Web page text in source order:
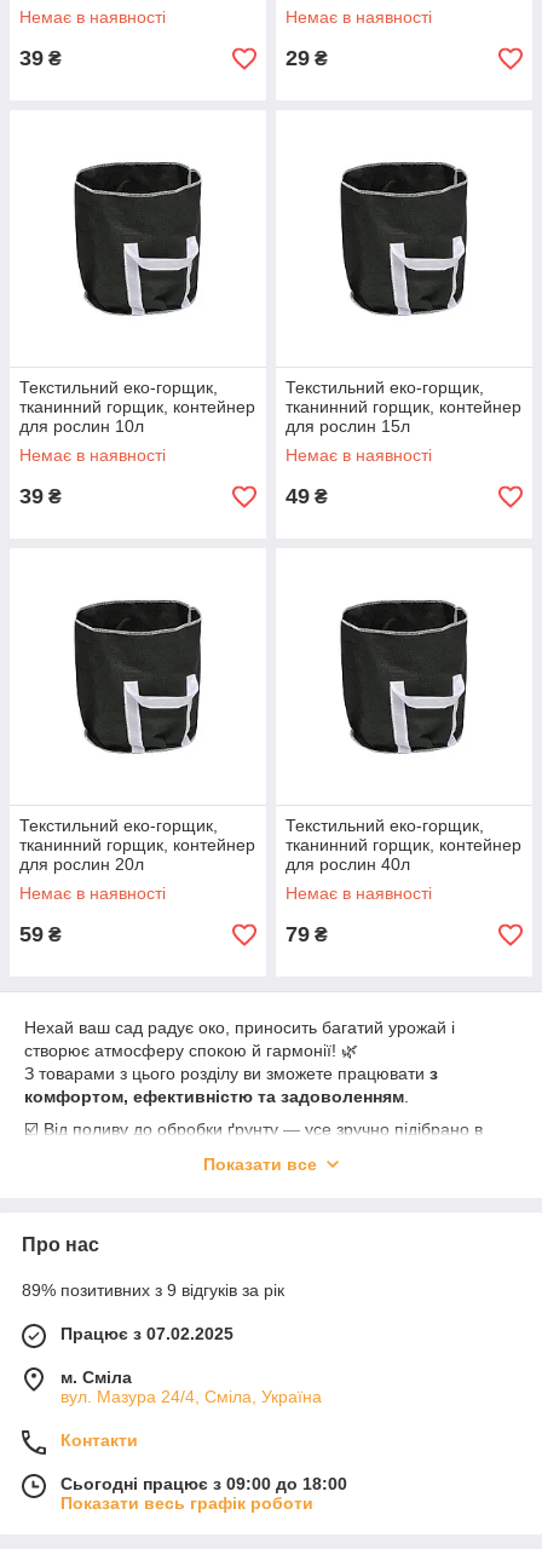
Немає в наявності
39 ₴
Немає в наявності
29 ₴
Текстильний еко-горщик,
тканинний горщик, контейнер
для рослин 10л
Немає в наявності
39 ₴
Текстильний еко-горщик,
тканинний горщик, контейнер
для рослин 15л
Немає в наявності
49 ₴
Текстильний еко-горщик,
тканинний горщик, контейнер
для рослин 20л
Немає в наявності
59 ₴
Текстильний еко-горщик,
тканинний горщик, контейнер
для рослин 40л
Немає в наявності
79 ₴
Нехай ваш сад радує око, приносить багатий урожай і
створює атмосферу спокою й гармонії! 🌿
З товарами з цього розділу ви зможете працювати з
комфортом, ефективністю та задоволенням
☑️ Від поливу до обробки ґрунту — усе зручно підібрано в
☑️ Сучасні рішення — як для ручної праці, так і для
декоративним аксесуарам.
догляду.
дощу.
🎯 Ми дбаємо, щоб наші товари були не лише якісними, а й
доступними.
🎁 регулярні акції — усе для вашої зручності!
Обирайте
перетворіть свій сад на місце сили та натхнення! 🌸🌳
Показати все
Про нас
89% позитивних з 9 відгуків за рік
Працює з 07.02.2025
м. Сміла
вул. Мазура 24/4, Сміла, Україна
Контакти
Сьогодні працює з 09:00 до 18:00
Показати весь графік роботи